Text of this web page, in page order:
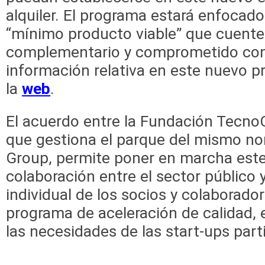
alquiler. El programa estará
“mínimo producto viable” que
complementario y comprometido
información relativa en este nuevo
laweb.
El acuerdo entre la Fundación
que gestiona el parque del mismo
Group, permite poner en marcha
colaboración entre el sector público
individual de los socios y
programa de aceleración de calidad,
las necesidades de las start-ups